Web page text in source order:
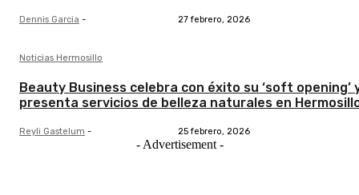
Dennis Garcia - 27 febrero, 2026
Noticias Hermosillo
Beauty Business celebra con éxito su ‘soft opening’
presenta servicios de belleza naturales en
Reyli Gastelum - 25 febrero, 2026
- Advertisement -